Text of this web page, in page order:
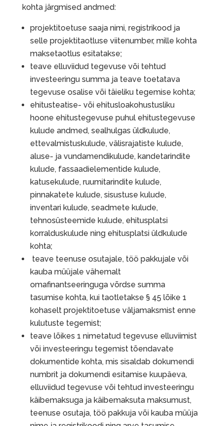
kohta järgmised andmed:
projektitoetuse saaja nimi, registrikood ja
selle projektitaotluse viitenumber, mille kohta
maksetaotlus esitatakse;
teave elluviidud tegevuse või tehtud
investeeringu summa ja teave toetatava
tegevuse osalise või täieliku tegemise kohta;
ehitusteatise- või ehitusloakohustusliku
hoone ehitustegevuse puhul ehitustegevuse
kulude andmed, sealhulgas üldkulude,
ettevalmistuskulude, välisrajatiste kulude,
aluse- ja vundamendikulude, kandetarindite
kulude, fassaadielementide kulude,
katusekulude, ruumitarindite kulude,
pinnakatete kulude, sisustuse kulude,
inventari kulude, seadmete kulude,
tehnosüsteemide kulude, ehitusplatsi
korralduskulude ning ehitusplatsi üldkulude
kohta;
teave teenuse osutajale, töö pakkujale või
kauba müüjale vähemalt
omafinantseeringuga võrdse summa
tasumise kohta, kui taotletakse § 45 lõike 1
kohaselt projektitoetuse väljamaksmist enne
kulutuste tegemist;
teave lõikes 1 nimetatud tegevuse elluviimist
või investeeringu tegemist tõendavate
dokumentide kohta, mis sisaldab dokumendi
numbrit ja dokumendi esitamise kuupäeva,
elluviidud tegevuse või tehtud investeeringu
käibemaksuga ja käibemaksuta maksumust,
teenuse osutaja, töö pakkuja või kauba müüja